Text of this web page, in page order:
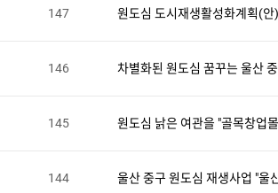
147 원도심 도시재생활성화계획(안
146 차별화된 원도심 꿈꾸는 울산
145 원도심 낡은 여관을 "골목창업
144 울산 중구 원도심 재생사업 "울